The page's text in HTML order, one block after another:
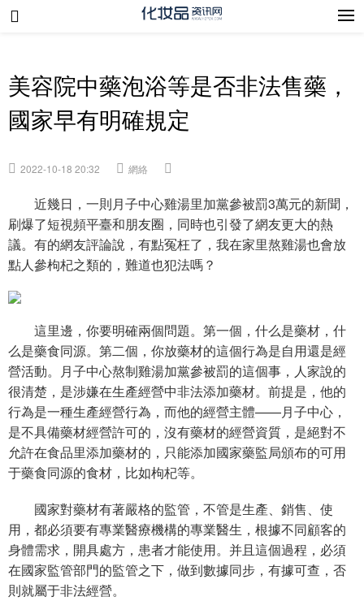
美容院中藥泡浴等是否非法售藥，
國家早有明確規定
2022-10-18 20:32 網絡
近幾日，一則月子中心雞湯里加黨參被罰3萬元的新聞，
刷爆了短視頻平臺和朋友圈，同時也引發了網友更大的熱
議。有的網友評論說，有點冤枉了，我在家里熬雞湯也會放
點人參枸杞之類的，難道也犯法嗎？
這里邊，你要明確兩個問題。第一個，什么是藥材，什
么是藥食同源。第二個，你放藥材的這個行為是自用還是經
營活動。月子中心熬制雞湯加黨參被罰的這個事，人家說的
很清楚，是涉嫌在生產經營中非法添加藥材。前提是，他的
行為是一種生產經營行為，而他的經營主體——月子中心，
是不具備藥材經營許可的，沒有藥材的經營資質，是絕對不
允許在食品里添加藥材的，只能添加國家藥監局頒布的可用
于藥食同源的食材，比如枸杞等。
國家對藥材有著嚴格的監管，不管是生產、銷售、使
用，都必須要有專業醫療機構的專業醫生，根據不同顧客的
身體需求，開具處方，患者才能使用。并且這個過程，必須
在國家監管部門的監管之下，做到數據同步，有據可查，否
則就屬于非法經營。